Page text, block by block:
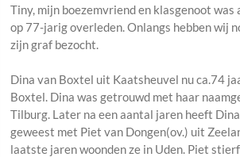
Tiny, mijn boezemvriend en klasgenoot
op 77-jarig overleden. Onlangs hebben wij
zijn graf bezocht.
Dina van Boxtel uit Kaatsheuvel nu ca.74
Boxtel. Dina was getrouwd met haar
Tilburg. Later na een aantal jaren heeft
geweest met Piet van Dongen(ov.) uit
laatste jaren woonden ze in Uden. Piet